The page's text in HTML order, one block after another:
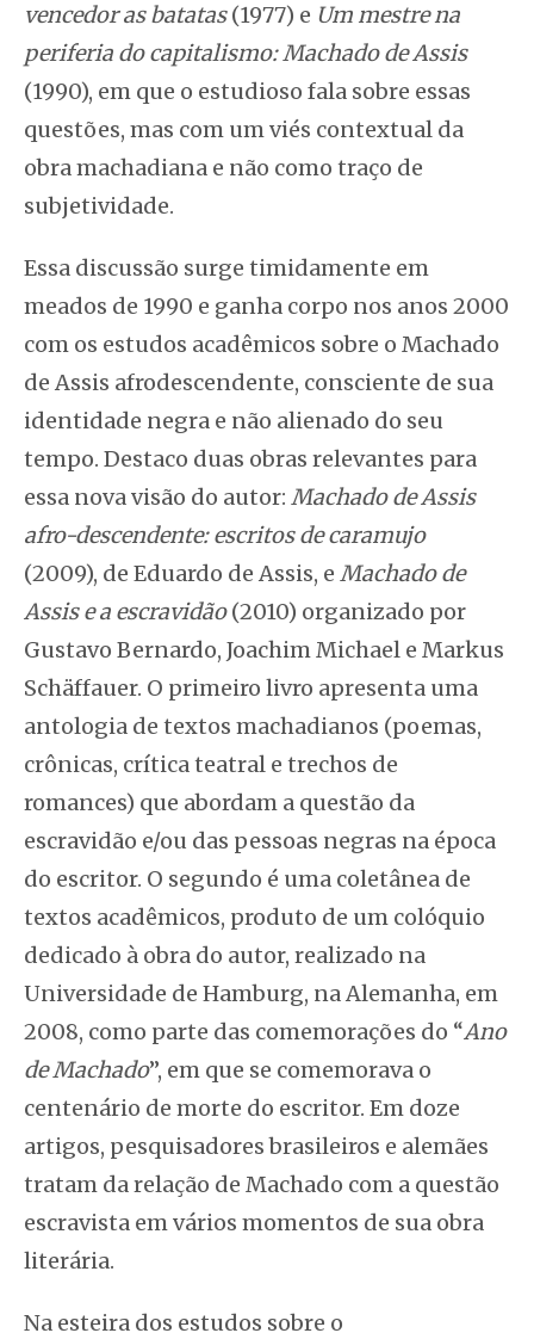
vencedor as batatas(1977) e Um mestre na
periferia do capitalismo: Machado de Assis
(1990), em que o estudioso fala sobre essas
questões, mas com um viés contextual da
obra machadiana e não como traço de
subjetividade.
Essa discussão surge timidamente em
meados de 1990 e ganha corpo nos anos 2000
com os estudos acadêmicos sobre o Machado
de Assis afrodescendente, consciente de sua
identidade negra e não alienado do seu
tempo. Destaco duas obras relevantes para
essa nova visão do autor: Machado de Assis
afro-descendente: escritos de caramujo
(2009), de Eduardo de Assis, e Machado de
Assis e a escravidão(2010) organizado por
Gustavo Bernardo, Joachim Michael e Markus
Schäffauer. O primeiro livro apresenta uma
antologia de textos machadianos (poemas,
crônicas, crítica teatral e trechos de
romances) que abordam a questão da
escravidão e/ou das pessoas negras na época
do escritor. O segundo é uma coletânea de
textos acadêmicos, produto de um colóquio
dedicado à obra do autor, realizado na
Universidade de Hamburg, na Alemanha, em
2008, como parte das comemorações do “Ano
de Machado”, em que se comemorava o
centenário de morte do escritor. Em doze
artigos, pesquisadores brasileiros e alemães
tratam da relação de Machado com a questão
escravista em vários momentos de sua obra
literária.
Na esteira dos estudos sobre o